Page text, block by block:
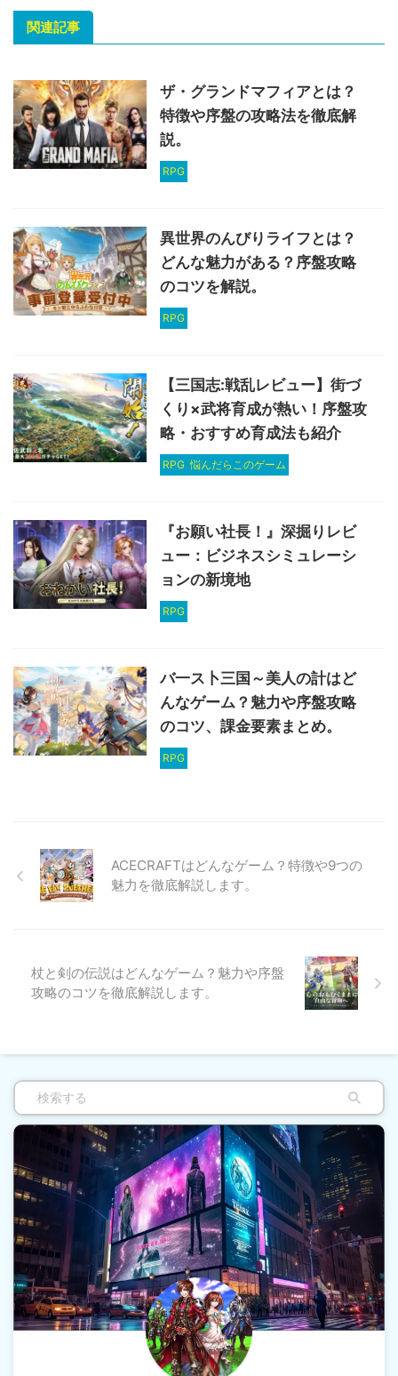
関連記事
ザ・グランドマフィアとは？
特徴や序盤の攻略法を徹底解
説。
RPG
異世界のんびりライフとは？
どんな魅力がある？序盤攻略
のコツを解説。
RPG
【三国志:戦乱レビュー】街づ
くり×武将育成が熱い！序盤攻
略・おすすめ育成法も紹介
RPG 悩んだらこのゲーム
『お願い社長！』深掘りレビ
ュー：ビジネスシミュレーシ
ョンの新境地
RPG
バ一ス卜三国～美人の計はど
んなゲーム？魅力や序盤攻略
のコツ、課金要素まとめ。
RPG
ACECRAFTはどんなゲーム？特徴や9つの
魅力を徹底解説します。
杖と剣の伝説はどんなゲーム？魅力や序盤
攻略のコツを徹底解説します。